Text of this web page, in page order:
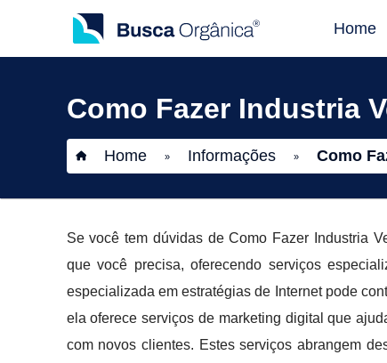
Home
Como Fazer Industria
Home » Informações » Como
Se você tem dúvidas de Como Fazer Industria
que você precisa, oferecendo serviços
especializada em estratégias de Internet pode
ela oferece serviços de marketing digital que
com novos clientes. Estes serviços abrangem